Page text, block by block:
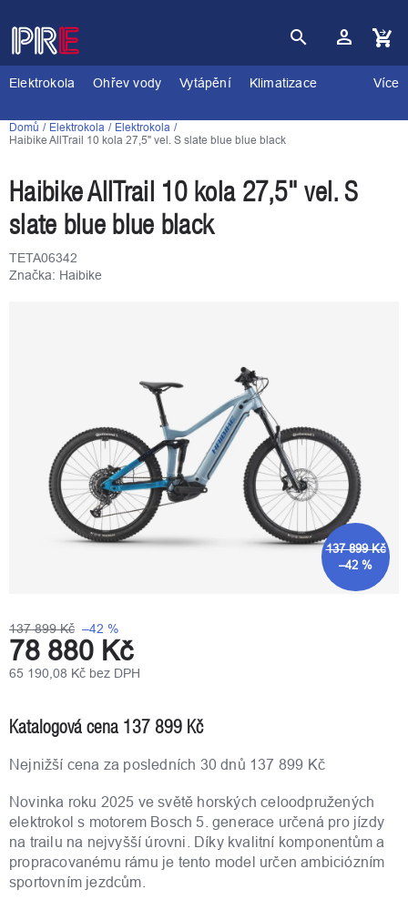
na
obsah
Nákupní
košík
Elektrokola
Ohřev vody Vytápění Klimatizace Více
Domů Elektrokola
Elektrokola
Haibike AllTrail 10 kola 27,5" vel. S slate blue blue black
Haibike AllTrail 10 kola 27,5" vel. S
slate blue blue black
TETA06342
Značka: Haibike
137 899 Kč
–42 %
137 899 Kč –42 %
78 880 Kč
65 190,08 Kč bez DPH
Katalogová cena 137 899 Kč
Nejnižší cena za posledních 30 dnů 137 899 Kč
Novinka roku 2025 ve světě horských celoodpružených
elektrokol s motorem Bosch 5. generace určená pro jízdy
na trailu na nejvyšší úrovni. Díky kvalitní komponentům a
propracovanému rámu je tento model určen ambiciózním
sportovním jezdcům.